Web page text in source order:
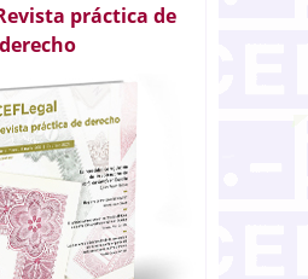
práctica de
derecho